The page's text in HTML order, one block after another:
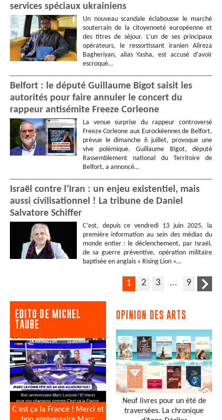
services spéciaux ukrainiens
Un nouveau scandale éclabousse le marché
souterrain de la citoyenneté européenne et
des titres de séjour. L’un de ses principaux
opérateurs, le ressortissant iranien Alireza
Bagheriyan, alias Yasha, est accusé d’avoir
escroqué…
Belfort : le député Guillaume Bigot saisit les
autorités pour faire annuler le concert du
rappeur antisémite Freeze Corleone
La venue surprise du rappeur controversé
Freeze Corleone aux Eurockéennes de Belfort,
prévue le dimanche 6 juillet, provoque une
vive polémique. Guillaume Bigot, député
Rassemblement national du Territoire de
Belfort, a annoncé…
Israël contre l’Iran : un enjeu existentiel, mais
aussi civilisationnel ! La tribune de Daniel
Salvatore Schiffer
C’est, depuis ce vendredi 13 juin 2025, la
première information au sein des médias du
monde entier : le déclenchement, par Israël,
de sa guerre préventive, opération militaire
baptisée en anglais « Rising Lion »…
1 2 3 … 9
EDITO DE MICHEL
TAUBE
C’est ça la France ! Merci et
OPINION DES ARTS
Neuf livres pour un été de
traversées. La chronique